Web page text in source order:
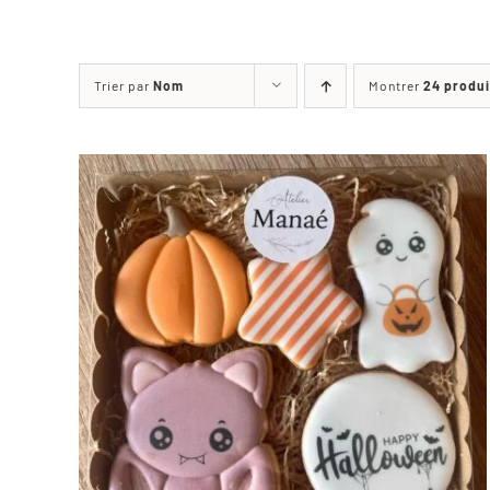
Trier par Nom Montrer 24